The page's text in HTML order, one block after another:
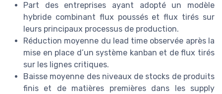
Part des entreprises ayant adopté un modèle
hybride combinant flux poussés et flux tirés sur
leurs principaux processus de production.
Réduction moyenne du lead time observée après la
mise en place d’un système kanban et de flux tirés
sur les lignes critiques.
Baisse moyenne des niveaux de stocks de produits
finis et de matières premières dans les supply